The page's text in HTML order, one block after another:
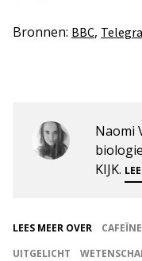
Bronnen: BBC,
Naomi
KIJK.
LEES MEER OVER CAFEÏNE
UITGELICHT